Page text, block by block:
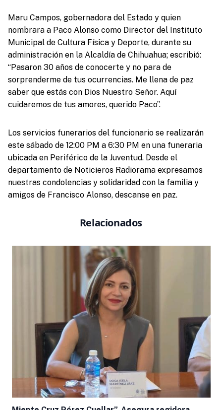
Maru Campos, gobernadora del Estado y quien
nombrara a Paco Alonso como Director del Instituto
Municipal de Cultura Física y Deporte, durante su
administración en la Alcaldía de Chihuahua; escribió:
“Pasaron 30 años de conocerte y no para de
sorprenderme de tus ocurrencias. Me llena de paz
saber que estás con Dios Nuestro Señor. Aquí
cuidaremos de tus amores, querido Paco’’.
Los servicios funerarios del funcionario se realizarán
este sábado de 12:00 PM a 6:30 PM en una funeraria
ubicada en Periférico de la Juventud. Desde el
departamento de Noticieros Radiorama expresamos
nuestras condolencias y solidaridad con la familia y
amigos de Francisco Alonso, descanse en paz.
Relacionados